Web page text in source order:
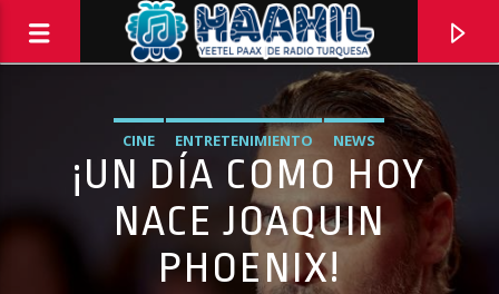
CINE ENTRETENIMIENTO NEWS
¡UN DÍA COMO HOY
NACE JOAQUIN
PHOENIX!